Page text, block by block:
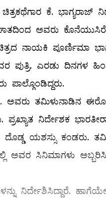
ಕೆ. ಭಾಗ್ಯರಾಜ್
ಅವರು
ನಾಯಕಿ ಪೂರ್ಣಿಮಾ
ಪುತ್ರಿ. ಎರಡು ದಿನಗಳ
ಅವರು ತಮಿಳುನಾಡಿನ
ನಿರ್ದೇಶಕ
ಯಶಸ್ಸು ಕಂಡರು.
ಅವರ ಸಿನಿಮಾಗಳು
ನಿರ್ದೇಶಿಸಿದ್ದಾರೆ.